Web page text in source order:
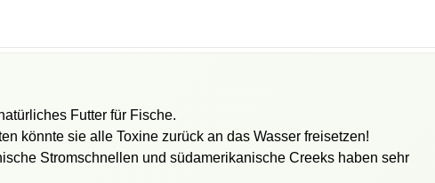
Futter für Fische.
könnte sie alle Toxine zurück an das Wasser freisetzen!
Stromschnellen und südamerikanische Creeks haben sehr